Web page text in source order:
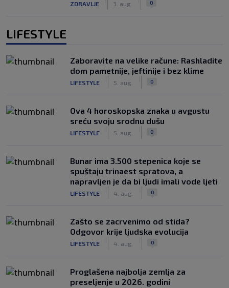
ZDRAVLJE 3. aug. 0
LIFESTYLE
Zaboravite na velike račune: Rashladite
dom pametnije, jeftinije i bez klime
LIFESTYLE 5. aug. 0
Ova 4 horoskopska znaka u avgustu
sreću svoju srodnu dušu
LIFESTYLE 5. aug. 0
Bunar imа 3.500 stepenica koje se
spuštaju trinaest spratova, a
napravljen je da bi ljudi imali vode ljeti
LIFESTYLE 4. aug. 0
Zašto se zacrvenimo od stida?
Odgovor krije ljudska evolucija
LIFESTYLE 4. aug. 0
Proglašena najbolja zemlja za
preseljenje u 2026. godini